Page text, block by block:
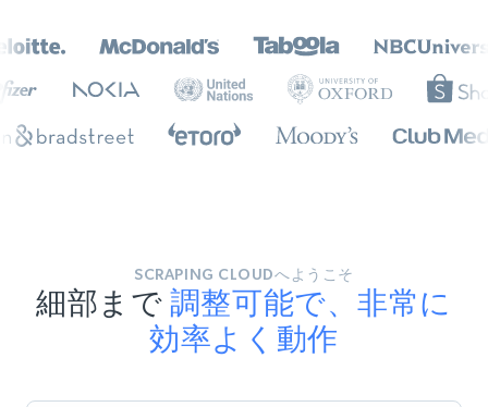
SCRAPING CLOUDへようこそ
細部まで 調整可能で、非常に
効率よく動作